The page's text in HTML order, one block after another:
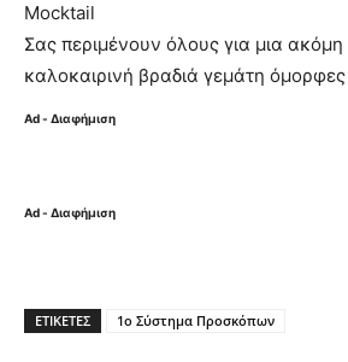
Mocktail
Σας περιμένουν όλους για μια
καλοκαιρινή βραδιά γεμάτη όμορφες
Ad - Διαφήμιση
Ad - Διαφήμιση
ΕΤΙΚΈΤΕΣ 1ο Σύστημα Προσκόπων